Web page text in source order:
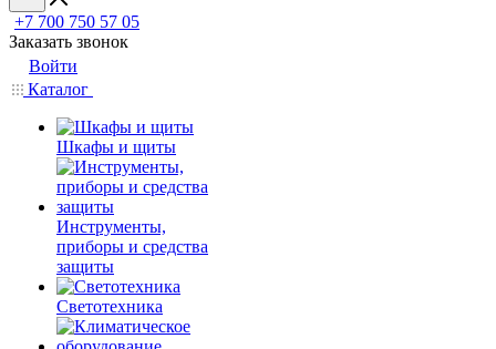
+7 700 750 57 05
Заказать звонок
Войти
Каталог
Шкафы и щиты
Инструменты,
приборы и средства
защиты
Светотехника